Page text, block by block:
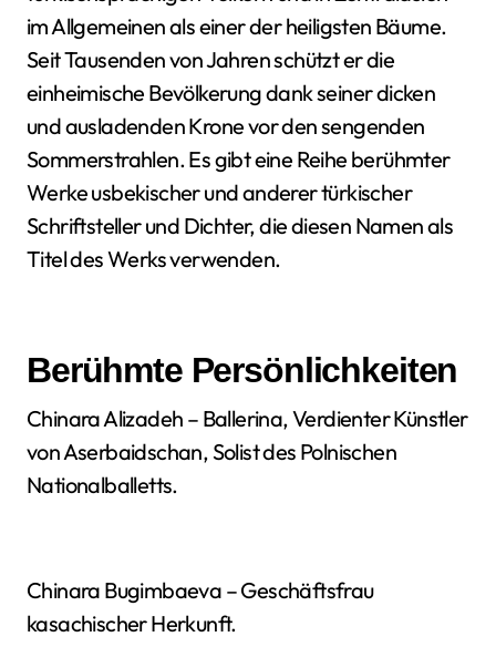
im Allgemeinen als einer der heiligsten Bäume.
Seit Tausenden von Jahren schützt er die
einheimische Bevölkerung dank seiner dicken
und ausladenden Krone vor den sengenden
Sommerstrahlen. Es gibt eine Reihe berühmter
Werke usbekischer und anderer türkischer
Schriftsteller und Dichter, die diesen Namen als
Titel des Werks verwenden.
Berühmte Persönlichkeiten
Chinara Alizadeh – Ballerina, Verdienter Künstler
von Aserbaidschan, Solist des Polnischen
Nationalballetts.
Chinara Bugimbaeva – Geschäftsfrau
kasachischer Herkunft.